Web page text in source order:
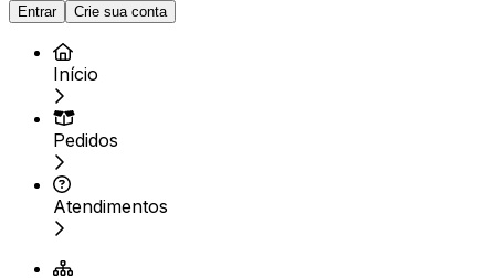
Entrar Crie sua conta
Início
Pedidos
Atendimentos